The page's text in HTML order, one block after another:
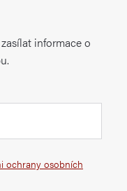
informace o
ochrany osobních